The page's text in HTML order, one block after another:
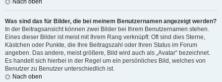
Nach oben
Was sind das für Bilder, die bei meinem Benutzernamen angezeigt werden?
In der Beitragsansicht können zwei Bilder bei Ihrem Benutzernamen stehen.
Eines dieser Bilder ist meist mit Ihrem Rang verknüpft: Oft sind dies Sterne,
Kästchen oder Punkte, die Ihre Beitragszahl oder Ihren Status im Forum
angeben. Das andere, meist größere, Bild wird auch als „Avatar“ bezeichnet.
Es handelt sich hierbei in der Regel um ein persönliches Bild, welches von
Benutzer zu Benutzer unterschiedlich ist.
Nach oben